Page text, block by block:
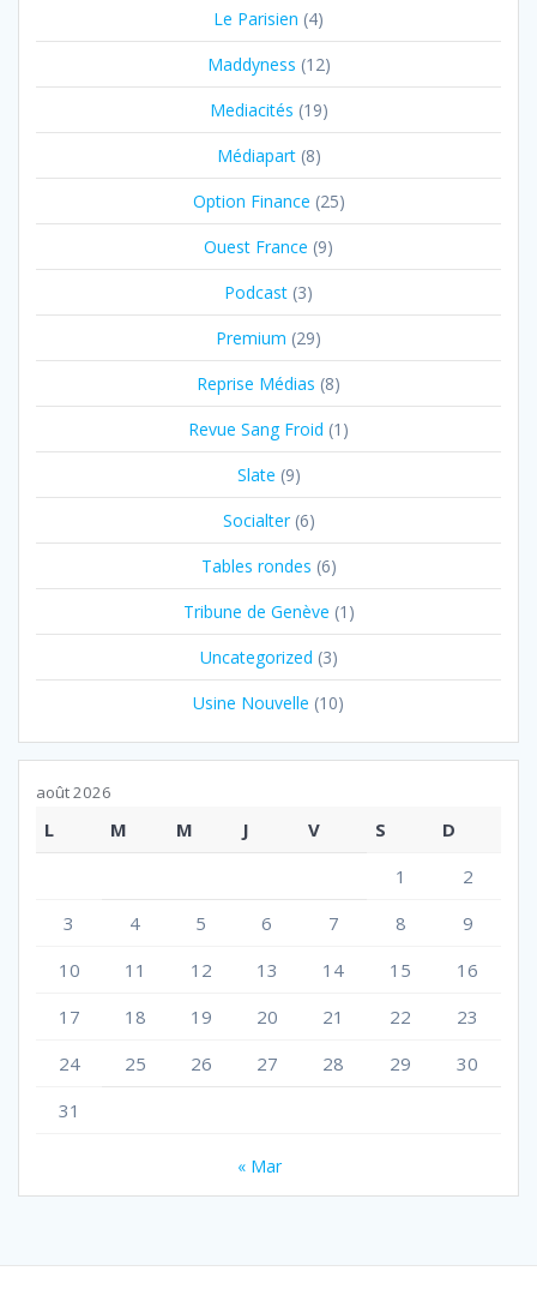
Le Parisien (4)
Maddyness (12)
Mediacités (19)
Médiapart(8)
Option Finance (25)
Ouest France (9)
Podcast (3)
Premium (29)
Reprise Médias (8)
Revue Sang Froid (1)
Slate (9)
Socialter(6)
Tables rondes (6)
Tribune de Genève (1)
Uncategorized (3)
Usine Nouvelle (10)
août 2026
L M M J V S
D
1
2
3
4 5 6 7 8
9
10
11 12 13 14 15
16
17
18 19 20 21 22
23
24
25 26 27 28 29
30
31
« Mar